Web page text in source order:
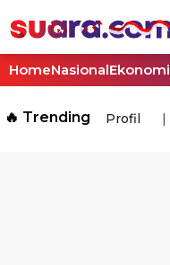
HomeNasionalEkonomi
🔥 Trending Profil